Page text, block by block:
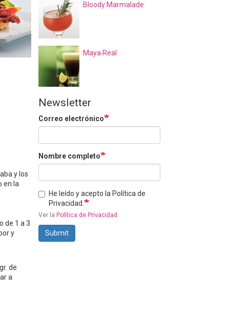
y los
en la
de 1 a 3
y
de
a
Bloody Marmalade
Maya Real
Newsletter
Correo electrónico
Nombre completo
He leído y acepto la Política de
Privacidad.
Ver la Política de Privacidad .
Submit